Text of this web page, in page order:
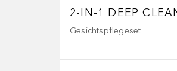
2-IN-1 DEEP
Gesichtspflegeset